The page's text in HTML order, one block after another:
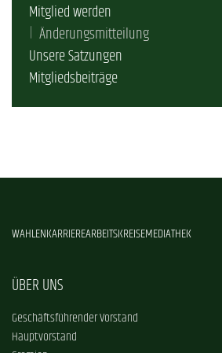
Mitglied werden
Änderungsmitteilung
Unsere Satzungen
Mitgliedsbeiträge
WAHLENKARRIEREARBEITSKREISEMEDIATHEK
ÜBER UNS
Geschäftsführender Vorstand
Hauptvorstand